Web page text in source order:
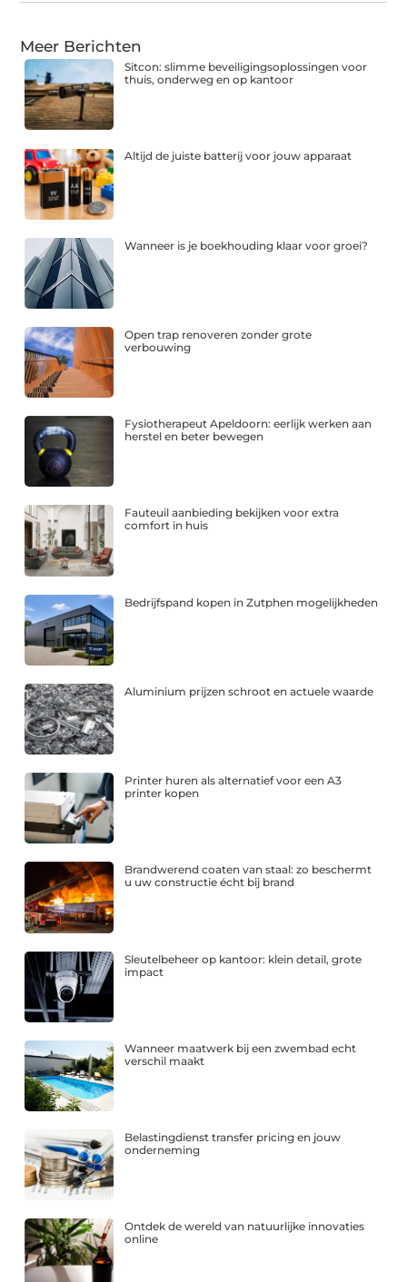
Meer Berichten
Sitcon: slimme beveiligingsoplossingen voor
thuis, onderweg en op kantoor
Altijd de juiste batterij voor jouw apparaat
Wanneer is je boekhouding klaar voor groei?
Open trap renoveren zonder grote
verbouwing
Fysiotherapeut Apeldoorn: eerlijk werken aan
herstel en beter bewegen
Fauteuil aanbieding bekijken voor extra
comfort in huis
Bedrijfspand kopen in Zutphen mogelijkheden
Aluminium prijzen schroot en actuele waarde
Printer huren als alternatief voor een A3
printer kopen
Brandwerend coaten van staal: zo beschermt
u uw constructie écht bij brand
Sleutelbeheer op kantoor: klein detail, grote
impact
Wanneer maatwerk bij een zwembad echt
verschil maakt
Belastingdienst transfer pricing en jouw
onderneming
Ontdek de wereld van natuurlijke innovaties
online